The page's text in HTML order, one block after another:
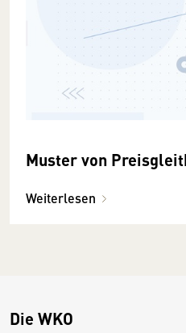
Muster von
Weiterlesen
Die WKO